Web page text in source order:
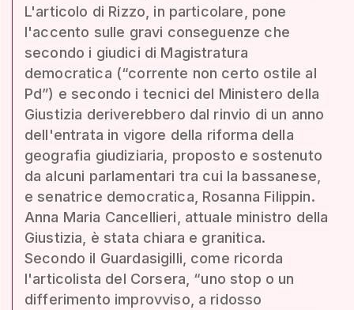
L'articolo di Rizzo, in particolare, pone
l'accento sulle gravi conseguenze che
secondo i giudici di Magistratura
democratica (“corrente non certo ostile al
Pd”) e secondo i tecnici del Ministero della
Giustizia deriverebbero dal rinvio di un anno
dell'entrata in vigore della riforma della
geografia giudiziaria, proposto e sostenuto
da alcuni parlamentari tra cui la bassanese,
e senatrice democratica, Rosanna Filippin.
Anna Maria Cancellieri, attuale ministro della
Giustizia, è stata chiara e granitica.
Secondo il Guardasigilli, come ricorda
l'articolista del Corsera, “uno stop o un
differimento improvviso, a ridosso